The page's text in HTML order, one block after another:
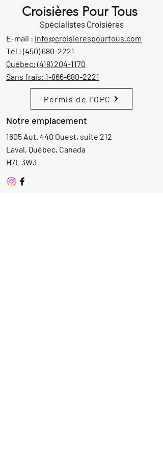
Croisières Pour Tous
Spécialistes Croisières
E-mail : info@croisierespourtous.com
Tél : (450) 680-2221
Québec: (418) 204-1170
Sans frais: 1-866-680-2221
Permis de l'OPC
Notre emplacement
1605 Aut. 440 Ouest, suite 212
Laval, Québec, Canada
H7L 3W3